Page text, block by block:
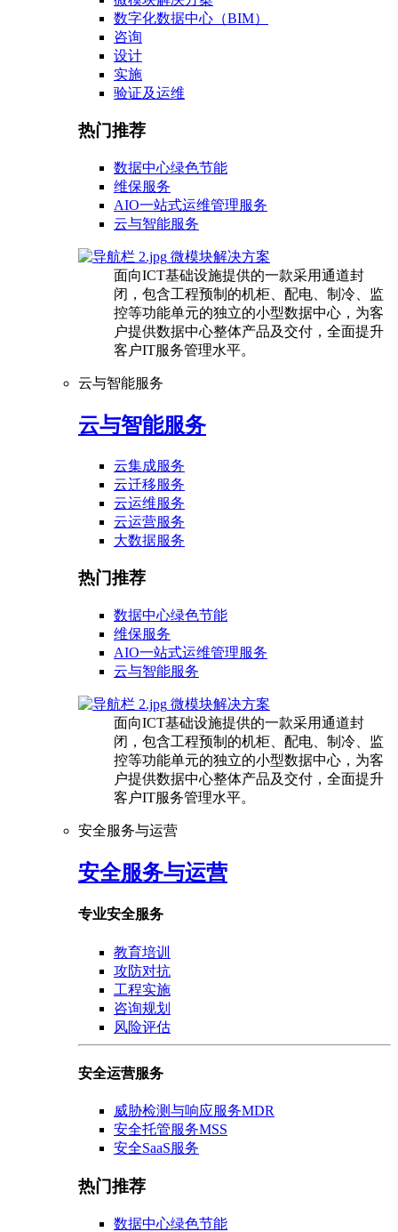
数字化数据中心（BIM）
咨询
设计
实施
验证及运维
热门推荐
数据中心绿色节能
维保服务
AIO一站式运维管理服务
云与智能服务
微模块解决方案
面向ICT基础设施提供的一款采用通道封
闭，包含工程预制的机柜、配电、制冷、监
控等功能单元的独立的小型数据中心，为客
户提供数据中心整体产品及交付，全面提升
客户IT服务管理水平。
云与智能服务
云与智能服务
云集成服务
云迁移服务
云运维服务
云运营服务
大数据服务
热门推荐
数据中心绿色节能
维保服务
AIO一站式运维管理服务
云与智能服务
微模块解决方案
面向ICT基础设施提供的一款采用通道封
闭，包含工程预制的机柜、配电、制冷、监
控等功能单元的独立的小型数据中心，为客
户提供数据中心整体产品及交付，全面提升
客户IT服务管理水平。
安全服务与运营
安全服务与运营
专业安全服务
教育培训
攻防对抗
工程实施
咨询规划
风险评估
安全运营服务
威胁检测与响应服务MDR
安全托管服务MSS
安全SaaS服务
热门推荐
数据中心绿色节能